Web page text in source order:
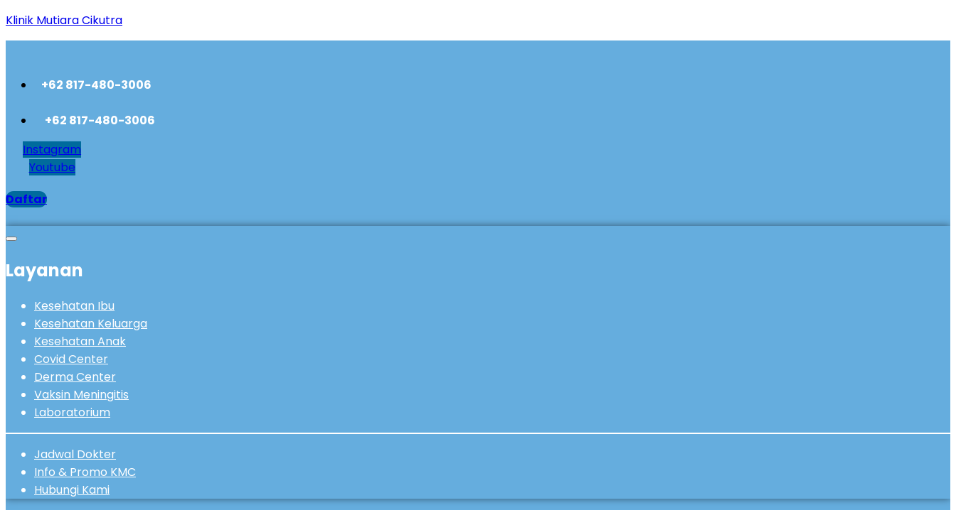
Klinik Mutiara Cikutra
+62 817-480-3006
+62 817-480-3006
Instagram
Youtube
Daftar
Layanan
Kesehatan Ibu
Kesehatan Keluarga
Kesehatan Anak
Covid Center
Derma Center
Vaksin Meningitis
Laboratorium
Jadwal Dokter
Info & Promo KMC
Hubungi Kami